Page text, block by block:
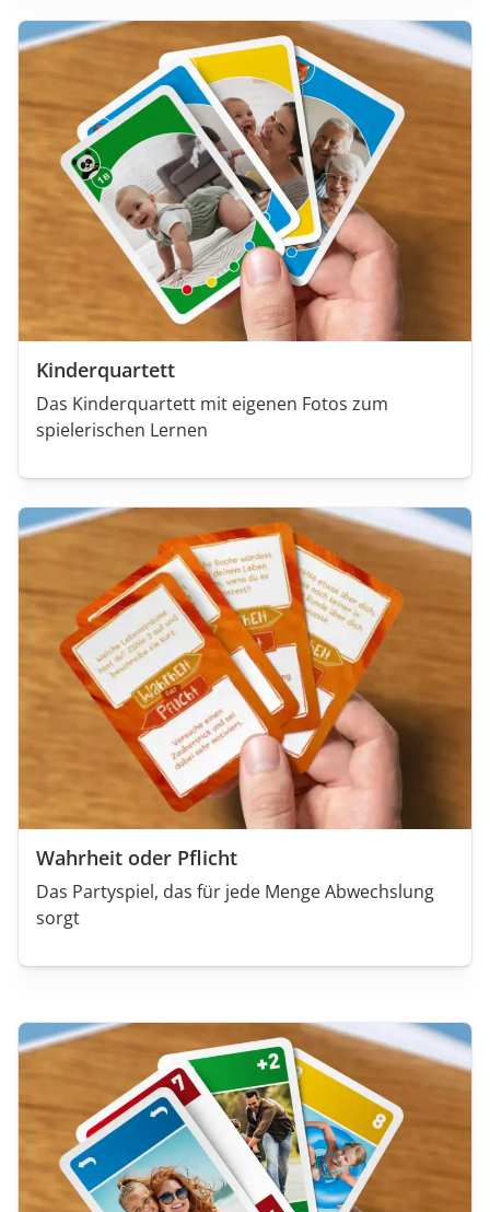
Kinderquartett
Das Kinderquartett mit eigenen Fotos zum
spielerischen Lernen
Wahrheit oder Pflicht
Das Partyspiel, das für jede Menge Abwechslung
sorgt